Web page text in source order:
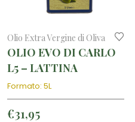
Olio Extra Vergine di Oliva
OLIO EVO DI CARLO
L5 – LATTINA
Formato: 5L
€31,95